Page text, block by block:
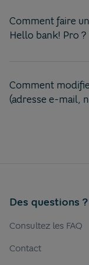
Comment faire
Hello bank! Pro ?
Comment
(adresse e-mail,
Des questions ?
Consultez les FAQ
Contact